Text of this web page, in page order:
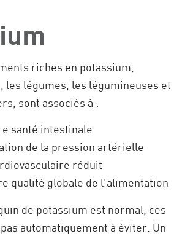
riches en potassium,
les légumes, les légumineuses et
sont associés à :
santé intestinale
de la pression artérielle
réduit
qualité globale de l’alimentation
de potassium est normal, ces
automatiquement à éviter. Un